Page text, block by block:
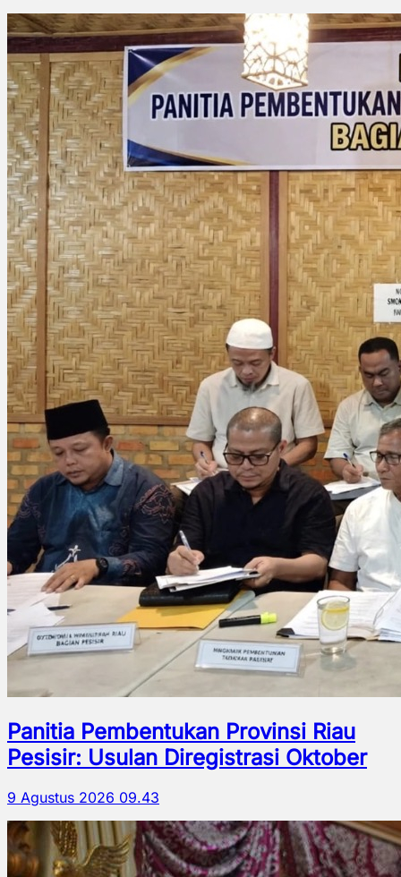
Panitia Pembentukan Provinsi Riau
Pesisir: Usulan Diregistrasi Oktober
9 Agustus 2026 09.43